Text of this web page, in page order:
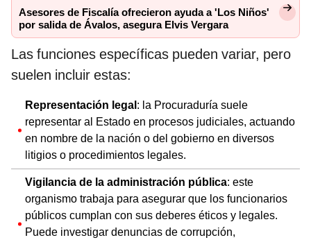
Asesores de Fiscalía ofrecieron ayuda a 'Los Niños'
por salida de Ávalos, asegura Elvis Vergara
Las funciones específicas pueden variar, pero
suelen incluir estas:
Representación legal : la Procuraduría suele
representar al Estado en procesos judiciales, actuando
en nombre de la nación o del gobierno en diversos
litigios o procedimientos legales.
Vigilancia de la administración pública: este
organismo trabaja para asegurar que los funcionarios
públicos cumplan con sus deberes éticos y legales.
Puede investigar denuncias de corrupción,